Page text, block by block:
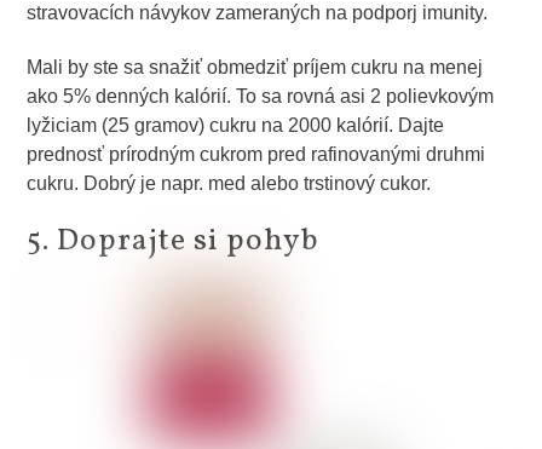
stravovacích návykov zameraných na podporj imunity.
Mali by ste sa snažiť obmedziť príjem cukru na menej
ako 5% denných kalórií. To sa rovná asi 2 polievkovým
lyžiciam (25 gramov) cukru na 2000 kalórií. Dajte
prednosť prírodným cukrom pred rafinovanými druhmi
cukru. Dobrý je napr. med alebo trstinový cukor.
5. Doprajte si pohyb